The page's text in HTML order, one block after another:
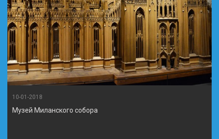
10-01-2018
Музей Миланского собора